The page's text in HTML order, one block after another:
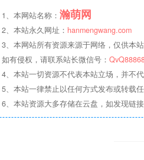
1、本网站名称： 瀚萌网
2、本站永久网址： hanmengwang.com
3、本网站所有资源来源于网络，仅供本站
如有侵权，请联系站长微信号：
4、本站一切资源不代表本站立场，并不
5、本站一律禁止以任何方式发布或转载
6、本站资源大多存储在云盘，如发现链